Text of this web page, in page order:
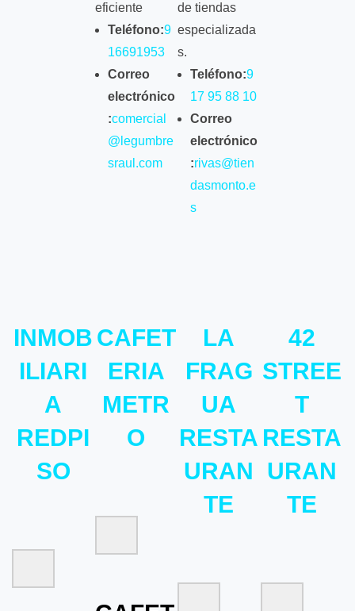
eficiente
Teléfono:9
16691953
Correo
electrónico
:comercial
@legumbre
sraul.com
de tiendas
especializada
s.
Teléfono:9
17 95 88 10
Correo
electrónico
:rivas@tien
dasmonto.e
s
INMOB
ILIARI
A
REDPI
SO
CAFET
ERIA
METR
O
LA
FRAG
UA
RESTA
URAN
TE
42
STREE
T
RESTA
URAN
TE